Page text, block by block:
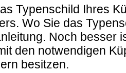
Typenschild Ihres
Wo Sie das
Noch besser
den notwendigen
besitzen.